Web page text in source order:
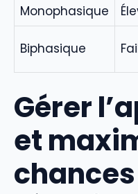
Monophasique
Biphasique
Gérer
et